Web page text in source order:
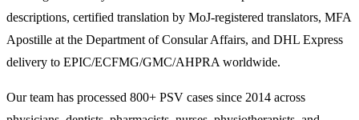
descriptions, certified translation by MoJ-registered translators, MFA
Apostille at the Department of Consular Affairs, and DHL Express
delivery to EPIC/ECFMG/GMC/AHPRA worldwide.
Our team has processed 800+ PSV cases since 2014 across